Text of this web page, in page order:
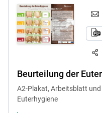
Beurteilung der
A2-Plakat, Arbeitsblatt
Euterhygiene